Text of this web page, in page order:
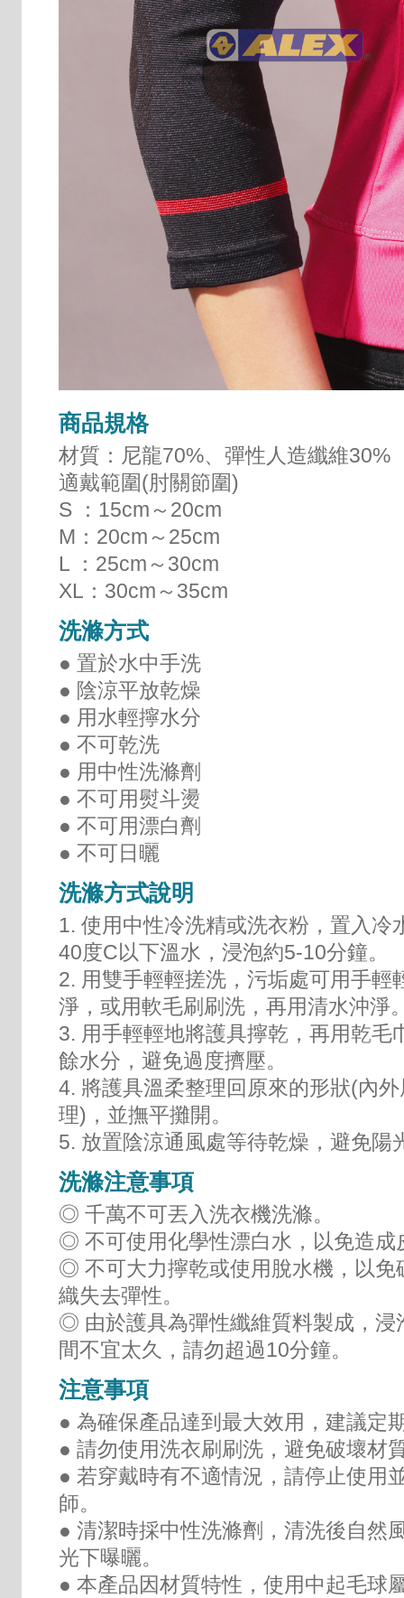
商品規格
材質：尼龍70%、彈性人造纖維30%
適戴範圍(肘關節圍)
S ：15cm～20cm
M：20cm～25cm
L ：25cm～30cm
XL：30cm～35cm
洗滌方式
● 置於水中手洗
● 陰涼平放乾燥
● 用水輕擰水分
● 不可乾洗
● 用中性洗滌劑
● 不可用熨斗燙
● 不可用漂白劑
● 不可日曬
洗滌方式說明
1. 使用中性冷洗精或洗衣粉，置入冷
40度C以下溫水，浸泡約5-10分鐘。
2. 用雙手輕輕搓洗，污垢處可用手輕
淨，或用軟毛刷刷洗，再用清水沖淨
3. 用手輕輕地將護具擰乾，再用乾毛
餘水分，避免過度擠壓。
4. 將護具溫柔整理回原來的形狀(內
理)，並撫平攤開。
5. 放置陰涼通風處等待乾燥，避免陽
洗滌注意事項
◎ 千萬不可丟入洗衣機洗滌。
◎ 不可使用化學性漂白水，以免造成
◎ 不可大力擰乾或使用脫水機，以免
織失去彈性。
◎ 由於護具為彈性纖維質料製成，浸
間不宜太久，請勿超過10分鐘。
注意事項
● 為確保產品達到最大效用，建議定
● 請勿使用洗衣刷刷洗，避免破壞材
● 若穿戴時有不適情況，請停止使用
師。
● 清潔時採中性洗滌劑，清洗後自然
光下曝曬。
● 本產品因材質特性，使用中起毛球